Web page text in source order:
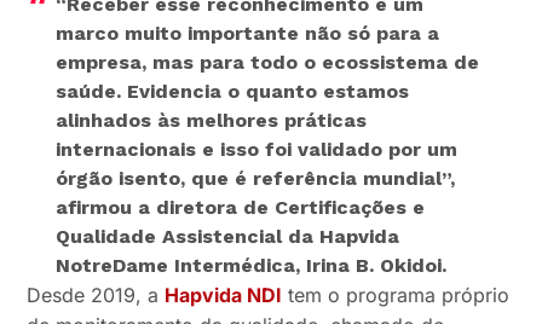
marco muito importante não só para a
empresa, mas para todo o ecossistema de
saúde. Evidencia o quanto estamos
alinhados às melhores práticas
internacionais e isso foi validado por um
órgão isento, que é referência mundial”,
afirmou a diretora de Certificações e
Qualidade Assistencial da Hapvida
NotreDame Intermédica, Irina B. Okidoi.
Desde 2019, a Hapvida NDI tem o programa próprio